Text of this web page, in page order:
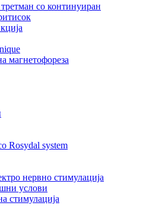
со континуиран
магнетофореза
Rosydal system
нервно стимулација
услови
стимулација